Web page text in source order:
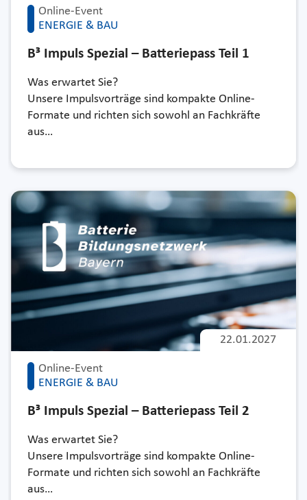
Online-Event
ENERGIE & BAU
B³ Impuls Spezial – Batteriepass Teil 1
Was erwartet Sie?
Unsere Impulsvorträge sind kompakte Online-
Formate und richten sich sowohl an Fachkräfte
aus…
Online-Event
ENERGIE & BAU
22.01.2027
B³ Impuls Spezial – Batteriepass Teil 2
Was erwartet Sie?
Unsere Impulsvorträge sind kompakte Online-
Formate und richten sich sowohl an Fachkräfte
aus…